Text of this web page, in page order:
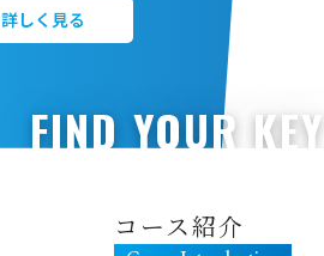
FIND YOUR KEY
詳しく見る
コース紹介